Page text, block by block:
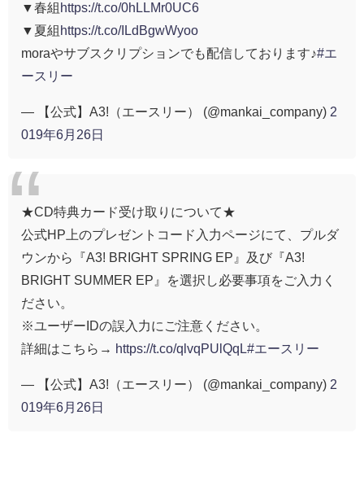
▼春組 https://t.co/0hLLMr0UC6
▼夏組 https://t.co/ILdBgwWyoo
moraやサブスクリプションでも配信しております♪#エ
ースリー
— 【公式】A3!（エースリー） (@mankai_company) 2
019年6月26日
★CD特典カード受け取りについて★
公式HP上のプレゼントコード入力ページにて、プルダ
ウンから『A3! BRIGHT SPRING EP』及び『A3!
BRIGHT SUMMER EP』を選択し必要事項をご入力く
ださい。
※ユーザーIDの誤入力にご注意ください。
詳細はこちら→ https://t.co/qlvqPUlQqL#エースリー
— 【公式】A3!（エースリー） (@mankai_company) 2
019年6月26日